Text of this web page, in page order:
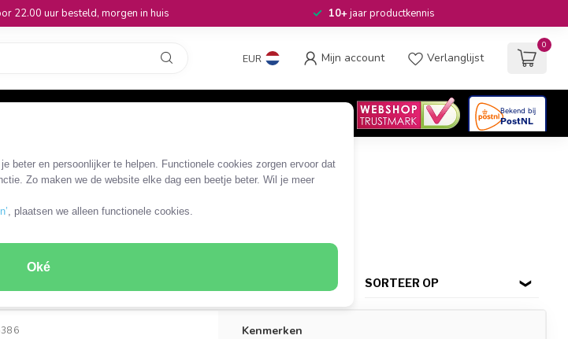
beter en persoonlijker te helpen. Functionele cookies zorgen ervoor dat
Zo maken we de website elke dag een beetje beter. Wil je meer
, plaatsen we alleen functionele cookies.
Oké
22.00 uur besteld, morgen in huis 10+jaar productkennis
EUR Mijn account Verlanglijst
0
SORTEER OP
Kenmerken